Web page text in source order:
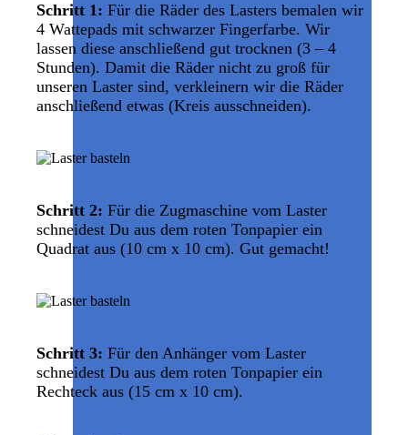
Schritt 1: Für die Räder des Lasters bemalen wir
4 Wattepads mit schwarzer Fingerfarbe. Wir
lassen diese anschließend gut trocknen (3 – 4
Stunden). Damit die Räder nicht zu groß für
unseren Laster sind, verkleinern wir die Räder
anschließend etwas (Kreis ausschneiden).
Schritt 2: Für die Zugmaschine vom Laster
schneidest Du aus dem roten Tonpapier ein
Quadrat aus (10 cm x 10 cm). Gut gemacht!
Schritt 3: Für den Anhänger vom Laster
schneidest Du aus dem roten Tonpapier ein
Rechteck aus (15 cm x 10 cm).